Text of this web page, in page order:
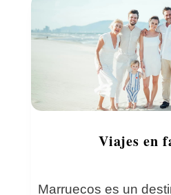
Viajes en
Marruecos es un